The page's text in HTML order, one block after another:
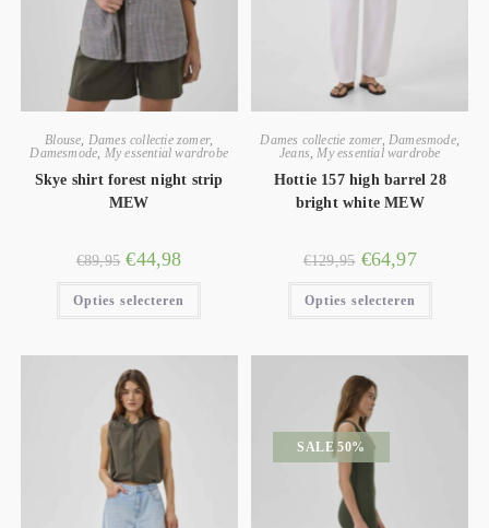
Blouse, Dames collectie zomer,
Damesmode, My essential wardrobe
Skye shirt forest night strip
MEW
€89,95 €44,98
Opties selecteren
Dames collectie zomer,Damesmode,
Jeans,My essential wardrobe
Hottie 157 high barrel 28
bright white MEW
€129,95 €64,97
Opties selecteren
SALE 50%